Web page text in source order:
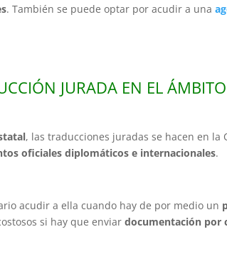
. También se puede optar por acudir a una
JURADA EN EL
, las traducciones juradas se hacen en
oficiales diplomáticos e internacionales.
acudir a ella cuando hay de por medio un
si hay que enviardocumentación por